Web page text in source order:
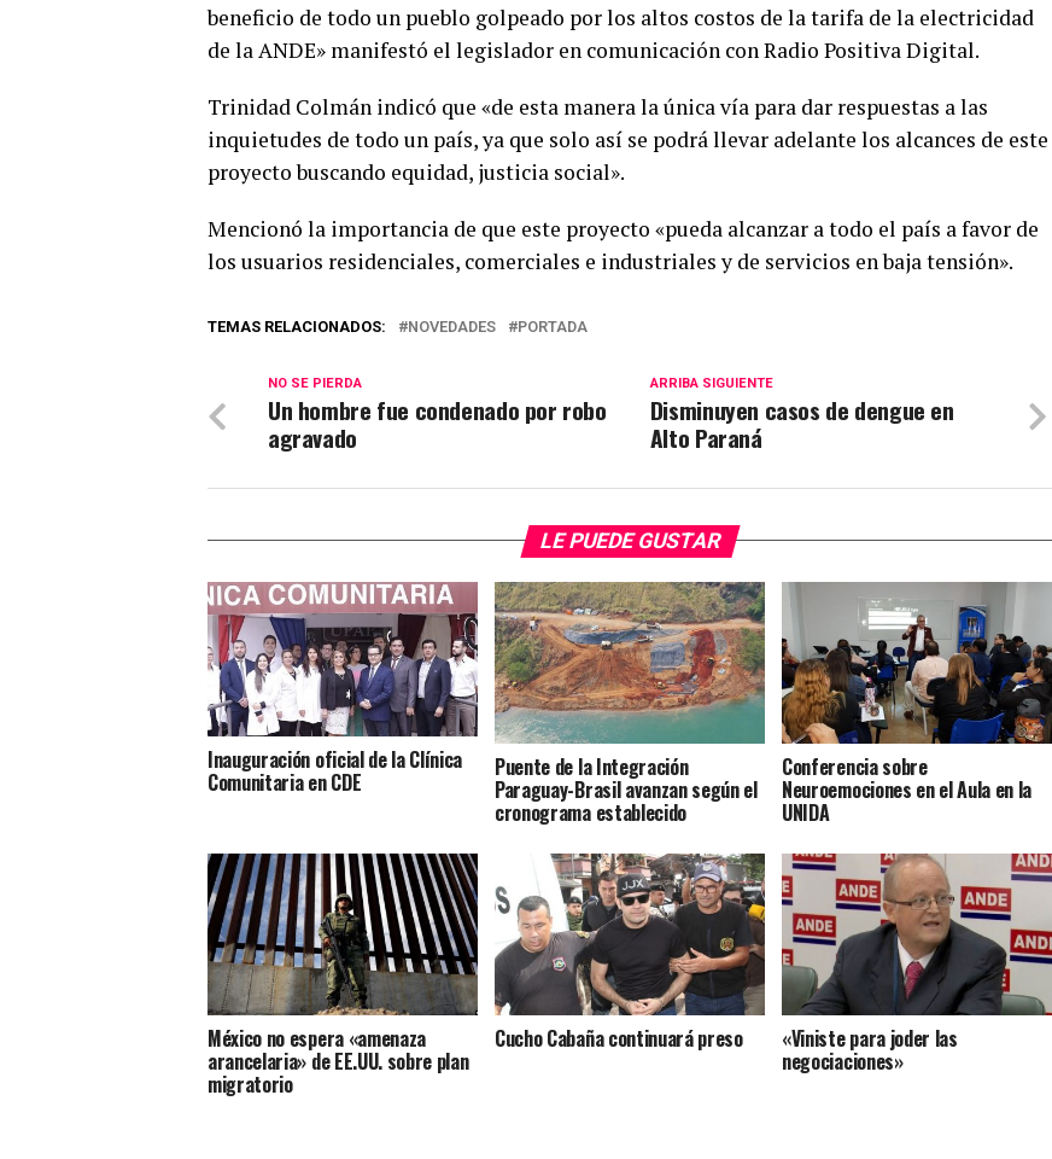
beneficio de todo un pueblo golpeado por los altos costos de la tarifa de la electricidad
de la ANDE» manifestó el legislador en comunicación con Radio Positiva Digital.
Trinidad Colmán indicó que «de esta manera la única vía para dar respuestas a las
inquietudes de todo un país, ya que solo así se podrá llevar adelante los alcances de este
proyecto buscando equidad, justicia social».
Mencionó la importancia de que este proyecto «pueda alcanzar a todo el país a favor de
los usuarios residenciales, comerciales e industriales y de servicios en baja tensión».
TEMAS RELACIONADOS: NOVEDADES PORTADA
ARRIBA SIGUIENTE
Disminuyen casos de dengue en
Alto Paraná
NO SE PIERDA
Un hombre fue condenado por robo
agravado
LE PUEDE GUSTAR
Inauguración oficial de la Clínica
Comunitaria en CDE
Puente de la Integración
Paraguay-Brasil avanzan según el
cronograma establecido
Conferencia sobre
Neuroemociones en el Aula en la
UNIDA
México no espera «amenaza
arancelaria» de EE.UU. sobre plan
migratorio
Cucho Cabaña continuará preso «Viniste para joder las
negociaciones»